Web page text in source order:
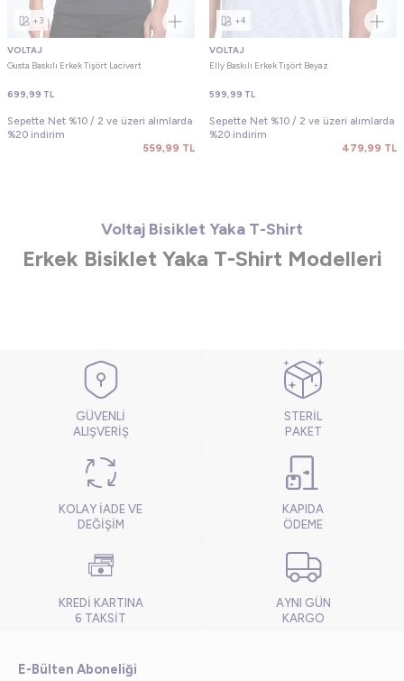
+3
VOLTAJ
Gusta Baskılı Erkek Tişört Lacivert
699,99 TL
Sepette Net %10 / 2 ve üzeri alımlarda
%20 indirim
559,99 TL
+4
VOLTAJ
Elly Baskılı Erkek Tişört Beyaz
599,99 TL
Sepette Net %10 / 2 ve üzeri alımlarda
%20 indirim
479,99 TL
Voltaj Bisiklet Yaka T-Shirt
Erkek Bisiklet Yaka T-Shirt Modelleri
GÜVENLİ
ALIŞVERİŞ
STERİL
PAKET
KOLAY İADE VE
DEĞİŞİM
KAPIDA
ÖDEME
KREDİ KARTINA
6 TAKSİT
AYNI GÜN
KARGO
E-Bülten Aboneliği